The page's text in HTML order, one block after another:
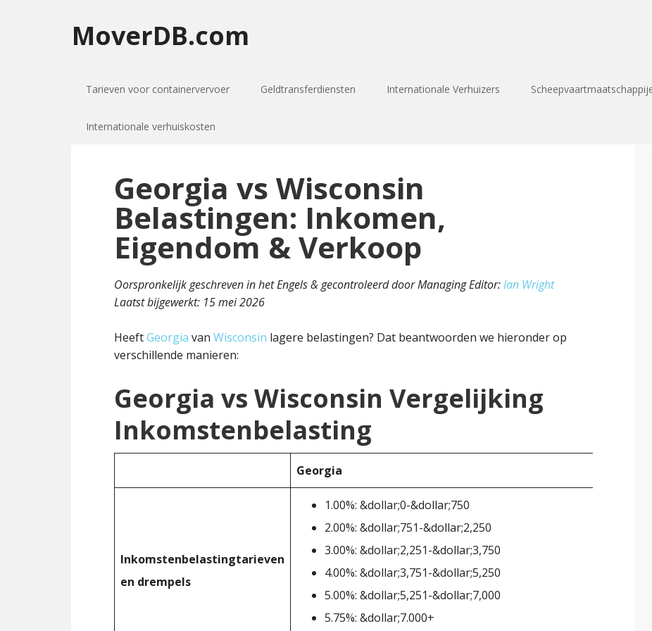
MoverDB.com
Tarieven voor containervervoer Geldtransferdiensten Internationale Verhuizers
Internationale verhuiskosten
Georgia vs Wisconsin
Belastingen: Inkomen,
Eigendom & Verkoop
Oorspronkelijk geschreven in het Engels & gecontroleerd door Managing Editor:Ian Wright
Laatst bijgewerkt: 15 mei 2026
HeeftGeorgia van Wisconsin lagere belastingen? Dat beantwoorden we hieronder op
verschillende manieren:
Georgia vs Wisconsin Vergelijking
Inkomstenbelasting
Georgia
Inkomstenbelastingtarieven
en drempels
1.00%: &dollar;0-&dollar;750
2.00%: &dollar;751-&dollar;2,250
3.00%: &dollar;2,251-&dollar;3,750
4.00%: &dollar;3,751-&dollar;5,250
5.00%: &dollar;5,251-&dollar;7,000
5.75%: &dollar;7.000+